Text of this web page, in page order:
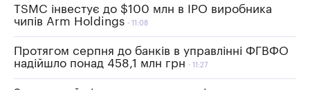
TSMC інвестує до $100 млн в IPO виробника
чипів Arm Holdings
11:08
Протягом серпня до банків в управлінні ФГВФО
надійшло понад 458,1 млн грн
11:27